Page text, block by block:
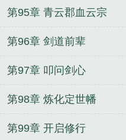
第95章 青云郡血云宗
第96章 剑道前辈
第97章 叩问剑心
第98章 炼化定世幡
第99章 开启修行